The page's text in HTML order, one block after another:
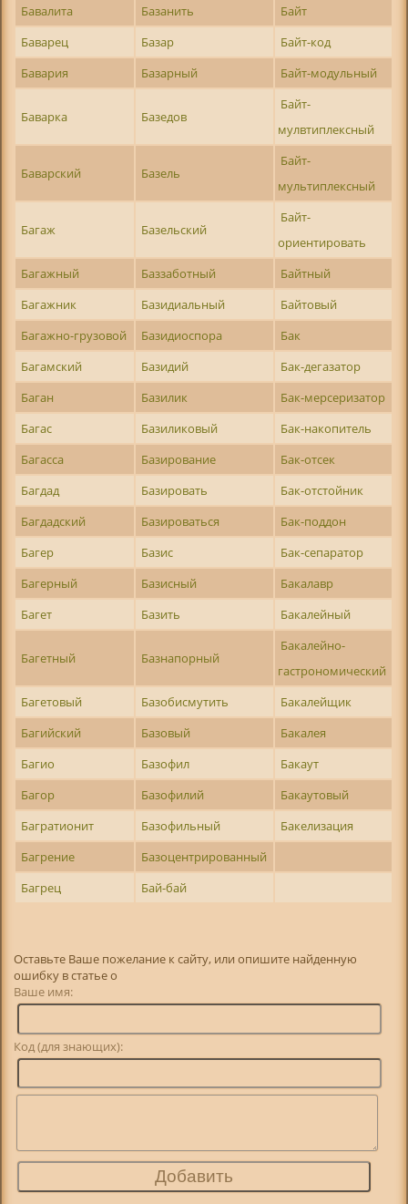
Бавалита
Базанить
Байт
Баварец
Базар
Байт-код
Бавария
Базарный Байт-модульный
Баварка Базедов
Байт-
мулвтиплексный
Баварский Базель
Байт-
мультиплексный
Багаж Базельский
Байт-
ориентировать
Багажный
Баззаботный
Байтный
Багажник
Базидиальный
Байтовый
Багажно-грузовой
Базидиоспора
Бак
Багамский
Базидий
Бак-дегазатор
Баган
Базилик
Бак-мерсеризатор
Багас
Базиликовый
Бак-накопитель
Багасса
Базирование
Бак-отсек
Багдад
Базировать
Бак-отстойник
Багдадский
Базироваться
Бак-поддон
Багер
Базис
Бак-сепаратор
Багерный
Базисный
Бакалавр
Багет
Базить Бакалейный
Багетный Базнапорный
Бакалейно-
гастрономический
Багетовый
Базобисмутить
Бакалейщик
Багийский
Базовый
Бакалея
Багио
Базофил
Бакаут
Багор
Базофилий
Бакаутовый
Багратионит
Базофильный
Бакелизация
Багрение
Базоцентрированный
Багрец
Бай-бай
Оставьте Ваше пожелание к сайту, или опишите найденную
ошибку в статье о
Ваше имя:
Код (для знающих):